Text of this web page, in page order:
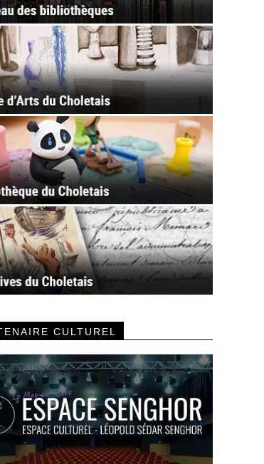
CULTUREL